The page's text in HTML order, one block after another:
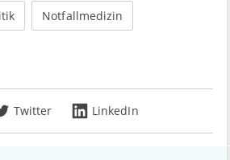
Notfallmedizin
Twitter LinkedIn